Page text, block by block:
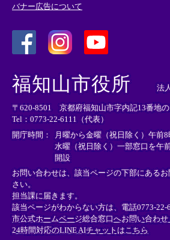
バナー広告について
外
部
リ
ン
ク
＞
外
リ
ン
ク
＞
外
部
ン
ク
＞
福知山市役所 法
〒620-8501 京都府福知山市字内記13番地の
Tel：0773-22-6111（代表）
開庁時間： 月曜から金曜（祝日除く）午前
水曜（祝日除く）一部窓口を午
開設
お問い合わせは、該当ページの下部にある
さい。
担当課に届きます。
該当ページがわからない方は、電話0773-22-
市公式ホームページ総合窓口へお問い合わせ
24時間対応のLINE AIチャットはこちら